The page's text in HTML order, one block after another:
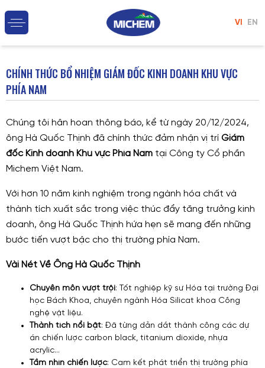
VI EN
CHÍNH THỨC BỔ NHIỆM GIÁM ĐỐC KINH DOANH KHU VỰC
PHÍA NAM
Chúng tôi hân hoan thông báo, kể từ ngày 20/12/2024,
ông Hà Quốc Thịnh đã chính thức đảm nhận vị trí Giám
đốc Kinh doanh Khu vực Phía Nam tại Công ty Cổ phần
Michem Việt Nam.
Với hơn 10 năm kinh nghiệm trong ngành hóa chất và
thành tích xuất sắc trong việc thúc đẩy tăng trưởng kinh
doanh, ông Hà Quốc Thịnh hứa hẹn sẽ mang đến những
bước tiến vượt bậc cho thị trường phía Nam.
Vài Nét Về Ông Hà Quốc Thịnh
Chuyên môn vượt trội: Tốt nghiệp kỹ sư Hóa tại trường Đại
học Bách Khoa, chuyên ngành Hóa Silicat khoa Công
nghệ vật liệu.
Thành tích nổi bật: Đã từng dẫn dắt thành công các dự
án chiến lược carbon black, titanium dioxide, nhựa
acrylic...
Tầm nhìn chiến lược: Cam kết phát triển thị trường phía